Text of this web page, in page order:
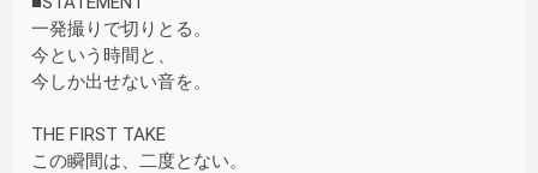
一発撮りで切りとる。
今という時間と、
今しか出せない音を。
THE FIRST TAKE
この瞬間は、二度とない。